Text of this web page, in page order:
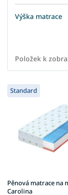
Výška matrace
Položek k
V
ý
u
k
Standard
Pěnová matrace na
Carolina